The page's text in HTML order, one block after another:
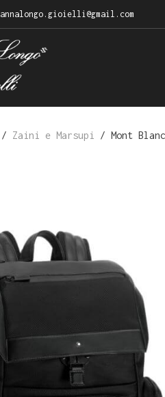
annalongo.gioielli@gmail.com
/ Zaini e Marsupi / Mont